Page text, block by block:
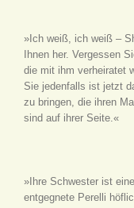
»Ich weiß, ich weiß –
Ihnen her. Vergessen
die mit ihm verheiratet
Sie jedenfalls ist jetzt
zu bringen, die ihren
sind auf ihrer Seite.«
»Ihre Schwester ist
entgegnete Perelli